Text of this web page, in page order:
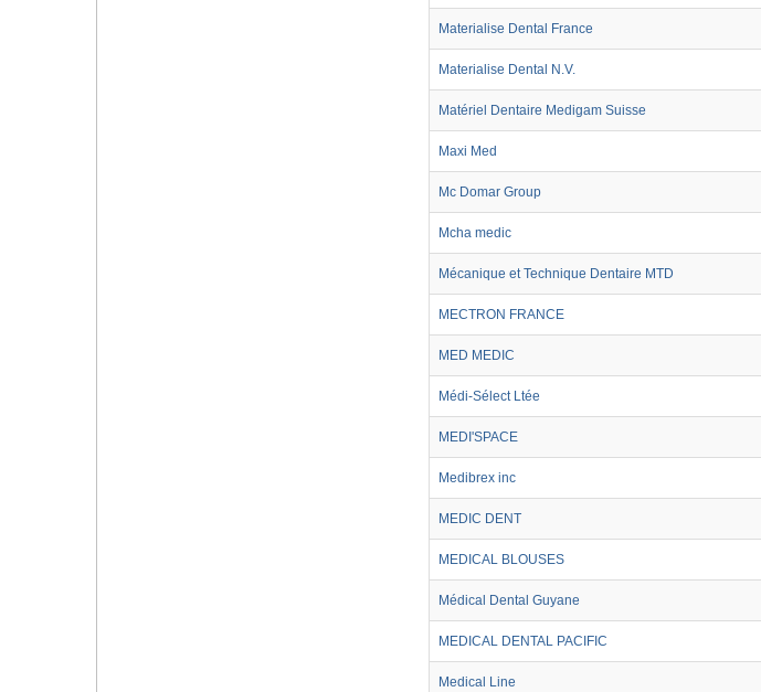
Materialise Dental France
Materialise Dental N.V.
Matériel Dentaire Medigam Suisse
Maxi Med
Mc Domar Group
Mcha medic
Mécanique et Technique Dentaire MTD
MECTRON FRANCE
MED MEDIC
Médi-Sélect Ltée
MEDI'SPACE
Medibrex inc
MEDIC DENT
MEDICAL BLOUSES
Médical Dental Guyane
MEDICAL DENTAL PACIFIC
Medical Line